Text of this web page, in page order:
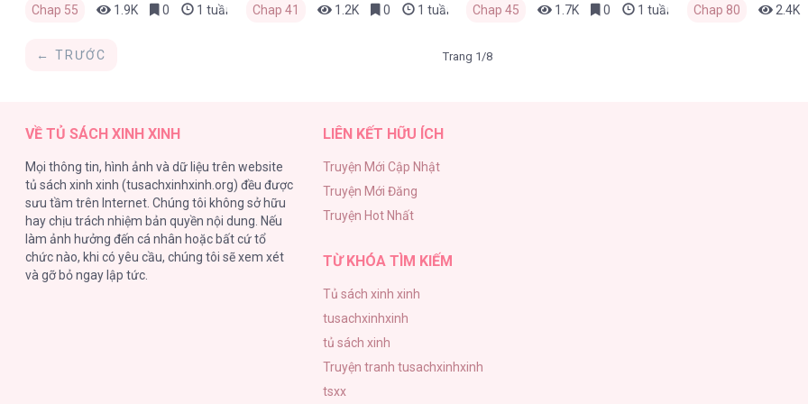
Chap 55 1.9K 0 1 tuần trướcChap 41 1.2K 0 1 tuần trướcChap 45 1.7K 0 1 tuần trướcChap 80 2.4K
← TRƯỚC Trang 1/8
VỀ TỦ SÁCH XINH XINH
Mọi thông tin, hình ảnh và dữ liệu trên website
tủ sách xinh xinh (tusachxinhxinh.org) đều được
sưu tầm trên Internet. Chúng tôi không sở hữu
hay chịu trách nhiệm bản quyền nội dung. Nếu
làm ảnh hưởng đến cá nhân hoặc bất cứ tổ
chức nào, khi có yêu cầu, chúng tôi sẽ xem xét
và gỡ bỏ ngay lập tức.
LIÊN KẾT HỮU ÍCH
Truyện Mới Cập Nhật
Truyện Mới Đăng
Truyện Hot Nhất
TỪ KHÓA TÌM KIẾM
Tủ sách xinh xinh
tusachxinhxinh
tủ sách xinh
Truyện tranh tusachxinhxinh
tsxx